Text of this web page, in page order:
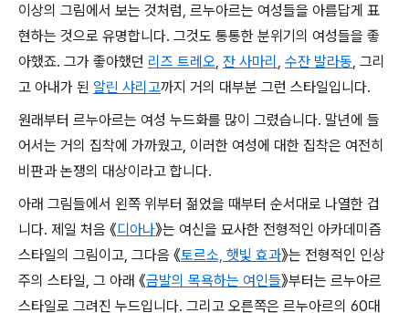
이상의 그림에서 보는 것처럼, 르누아르는 여성들을 아름답게 표
현하는 것으로 유명합니다. 그것도 통통한 분위기의 여성들을 좋
아했죠. 그가 좋아했던 리즈 트레오, 잔 사마리 , 수잔 발라동, 그리
고 아내가 된 알린 샤리고까지 거의 대부분 그런 스타일입니다.
원래부터 르누아르는 여성 누드화를 많이 그렸습니다. 말년에 들
어서는 거의 집착에 가까웠고, 이러한 여성에 대한 집착은 여전히
비판과 논쟁의 대상이라고 합니다.
아래 그림들에서 왼쪽 위부터 젊었을 때부터 순서대로 나열한 겁
니다. 제일 처음 《디아나》는 여신을 묘사한 전형적인 아카데미즘
스타일의 그림이고, 그다음 《토르소, 햇빛 효과》는 전형적인 인상
주의 스타일, 그 아래 《금발의 목욕하는 여인들》부터는 르누아르
스타일로 그려진 누드입니다. 그리고 오른쪽은 르누아르의 60대